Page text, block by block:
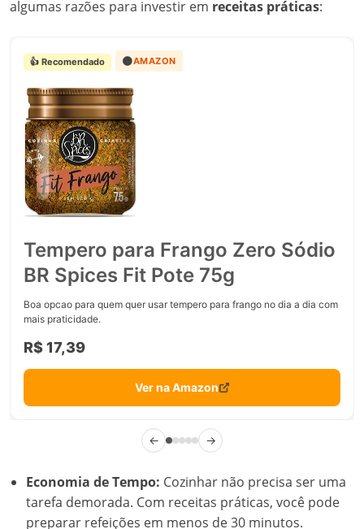
algumas razões para investir em receitas práticas:
👍 Recomendado 🟠AMAZON
Tempero para Frango Zero Sódio
BR Spices Fit Pote 75g
Boa opcao para quem quer usar tempero para frango no dia a dia com
mais praticidade.
R$ 17,39
Ver na Amazon
← →
Economia de Tempo: Cozinhar não precisa ser uma
tarefa demorada. Com receitas práticas, você pode
preparar refeições em menos de 30 minutos.